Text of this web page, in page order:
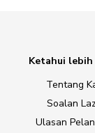
Ketahui
Tentang
Soalan
Ulasan